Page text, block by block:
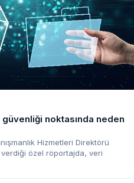
noktasında neden
Hizmetleri Direktörü
verdiği özel röportajda, veri